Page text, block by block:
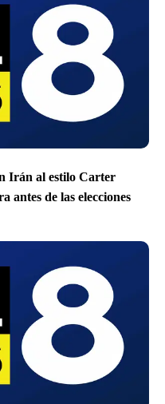
Irán al estilo Carter
antes de las elecciones